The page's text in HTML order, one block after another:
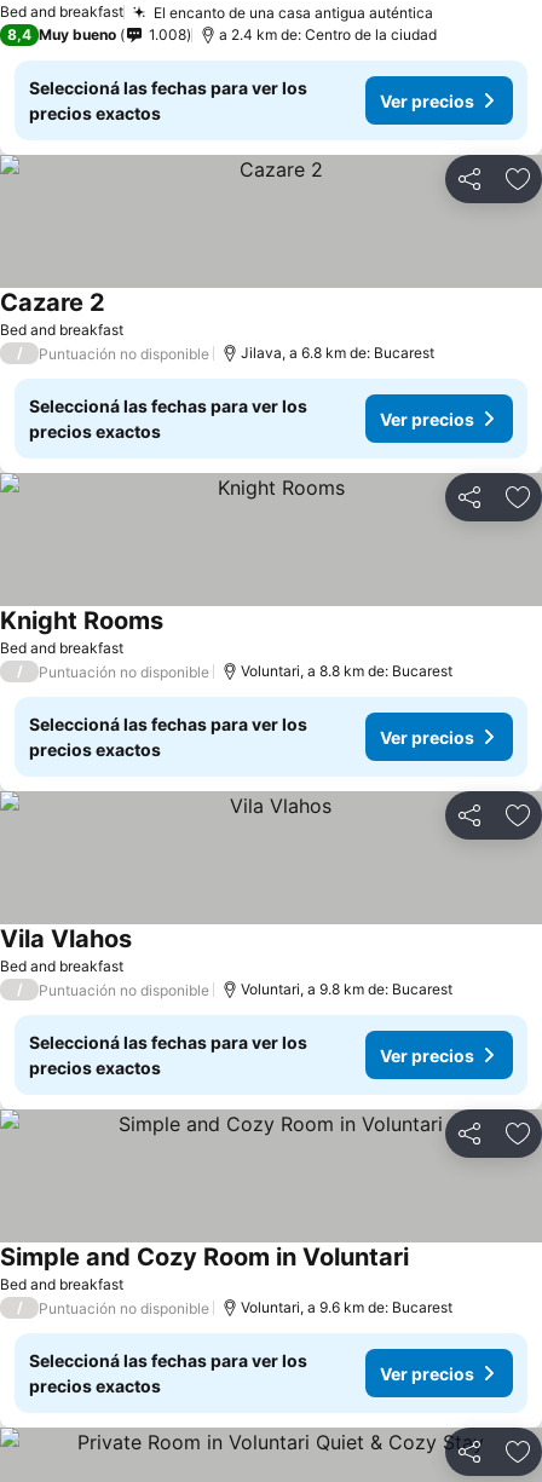
Bed and breakfast El encanto de una casa antigua auténtica
8,4 Muy bueno 1.008 a 2.4 km de: Centro de la ciudad
Seleccioná las fechas para ver los
precios exactos
Ver precios
Compartir
Bed and breakfast
Cazare 2
/ Puntuación no disponible Jilava, a 6.8 km de: Bucarest
Seleccioná las fechas para ver los
precios exactos
Ver precios
Compartir
Bed and breakfast
Knight Rooms
/ Puntuación no disponible Voluntari, a 8.8 km de: Bucarest
Seleccioná las fechas para ver los
precios exactos
Ver precios
Compartir
Bed and breakfast
Vila Vlahos
/ Puntuación no disponible Voluntari, a 9.8 km de: Bucarest
Seleccioná las fechas para ver los
precios exactos
Ver precios
Compartir
Bed and breakfast
Simple and Cozy Room in Voluntari
/ Puntuación no disponible Voluntari, a 9.6 km de: Bucarest
Seleccioná las fechas para ver los
precios exactos
Ver precios
Compartir